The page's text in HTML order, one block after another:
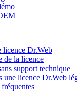
licence Dr.Web
de la licence
support technique
une licence Dr.Web